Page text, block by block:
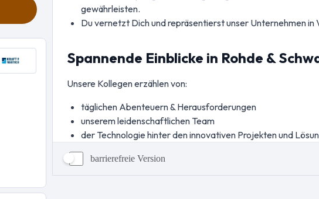
barrierefreie Version